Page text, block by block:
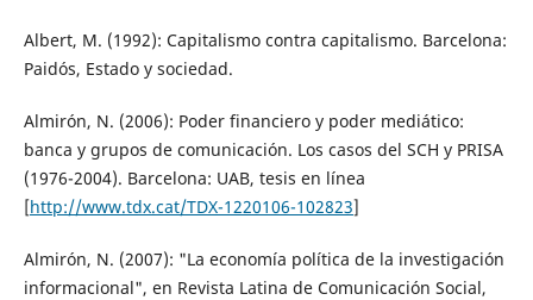
Albert, M. (1992): Capitalismo contra capitalismo. Barcelona:
Paidós, Estado y sociedad.
Almirón, N. (2006): Poder financiero y poder mediático:
banca y grupos de comunicación. Los casos del SCH y PRISA
(1976-2004). Barcelona: UAB, tesis en línea
[http://www.tdx.cat/TDX-1220106-102823]
Almirón, N. (2007): "La economía política de la investigación
informacional", en Revista Latina de Comunicación Social,